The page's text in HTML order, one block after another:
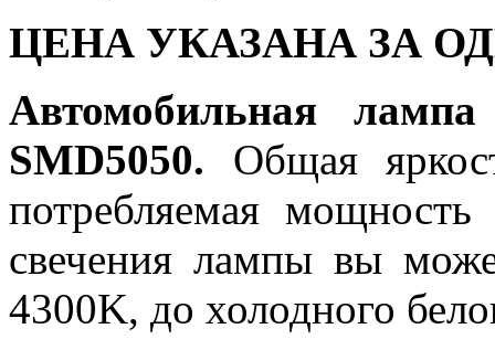
ЦЕНА УКАЗАНА ЗА
Автомобильная
SMD5050. Общая
потребляемая мощность
свечения лампы вы
4300K, до холодного